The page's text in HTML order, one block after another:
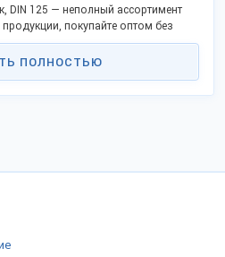
DIN 125 — неполный ассортимент
покупайте оптом без
и новая продукция.
и других.
ПОЛНОСТЬЮ